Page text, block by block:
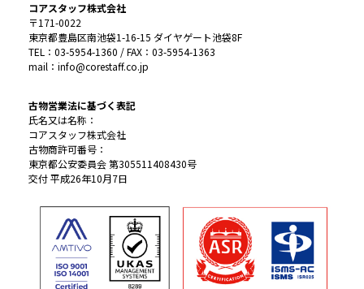
コアスタッフ株式会社
〒171-0022
東京都豊島区南池袋1-16-15 ダイヤゲート池袋8F
TEL：03-5954-1360 / FAX：03-5954-1363
mail：info@corestaff.co.jp
古物営業法に基づく表記
氏名又は名称：
コアスタッフ株式会社
古物商許可番号：
東京都公安委員会 第305511408430号
交付 平成26年10月7日